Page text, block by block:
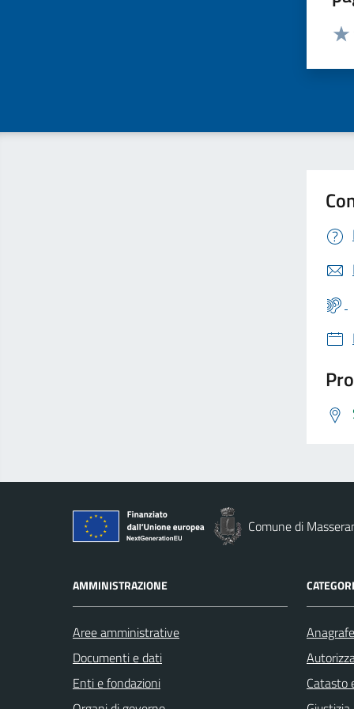
Comune di
AMMINISTRAZIONE
Aree amministrative
Documenti e dati
Enti e fondazioni
Catasto